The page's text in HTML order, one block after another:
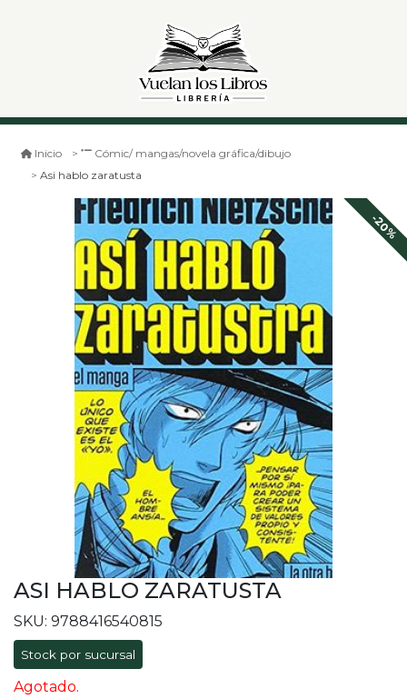
Inicio
Cómic/ mangas/novela gráfica/dibujo
Asi hablo zaratusta
-20%
ASI HABLO ZARATUSTA
SKU: 9788416540815
Stock por sucursal
Agotado.